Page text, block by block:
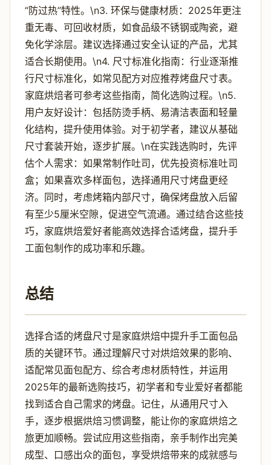
“防过热”特性。\n3. 环保与健康材质：2025年更注
重无毒、可回收材质，如食品级不锈钢或陶瓷，避
免化学涂层。建议选择通过安全认证的产品，尤其
适合长期使用。\n4. 尺寸标准化指南：行业逐渐推
行尺寸标准化，如常见配方对应推荐烤盘尺寸表。
家庭烘焙者可参考这些指南，简化选购过程。\n5.
用户友好设计：包括防烫手柄、易清洁表面和轻量
化结构，提升使用体验。对于初学者，建议从基础
尺寸套装开始，逐步扩展。\n在实践选购时，先评
估个人需求：如果常制作吐司，优先投资标准吐司
盒；如果喜欢多样面包，选择通用尺寸烤盘更经
济。同时，考虑烤箱内部尺寸，确保烤盘放入后留
有至少5厘米空隙，促进空气流通。通过结合这些技
巧，家庭烘焙爱好者能高效选择合适烤盘，提升手
工面包制作的成功率和乐趣。
总结
选择合适的烤盘尺寸是家庭烘焙中提升手工面包品
质的关键环节。通过理解尺寸对烘焙效果的影响、
适配常见面包配方、综合考虑材质特性，并运用
2025年的最新选购技巧，初学者和专业爱好者都能
找到适合自己需求的烤盘。记住，从通用尺寸入
手，逐步根据烘焙习惯调整，能让你的家庭烘焙之
旅更加顺畅。尝试应用这些指南，亲手制作出完美
成型、口感出众的面包，享受烘焙带来的成就感与